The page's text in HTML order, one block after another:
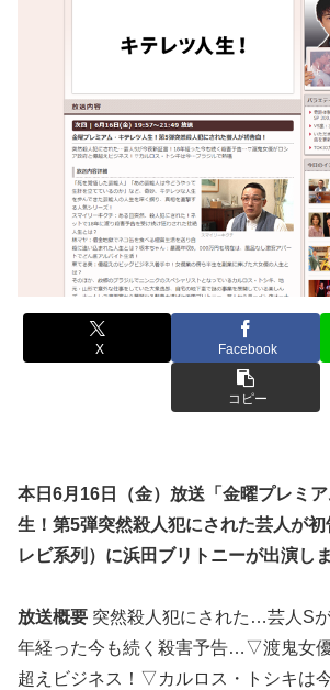
X Facebook
コピー
本日6月16日（金）放送「金曜プレミ
生！第5弾突然殺人犯にされた芸人が
レビ系列）に浜田ブリトニーが出演しま
放送概要 突然殺人犯にされた…芸人S
年経った今も続く殺害予告…▽渡鬼女
超えビジネス！▽カルロス・トシキは